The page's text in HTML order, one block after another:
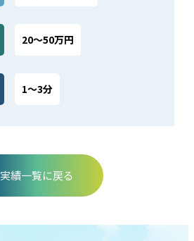
20～50万円
1～3分
実績⼀覧に戻る